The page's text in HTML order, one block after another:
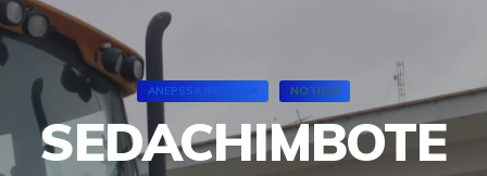
ANEPSSA INFORMA NOTICIA
SEDACHIMBOTE